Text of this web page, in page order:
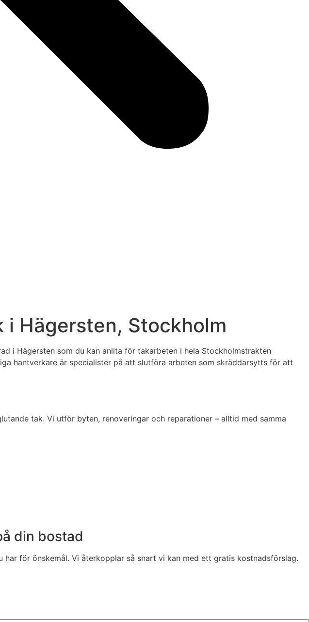
Hägersten, Stockholm
i Hägersten som du kan anlita för takarbeten i hela Stockholmstrakten
hantverkare är specialister på att slutföra arbeten som skräddarsytts för att
tak. Vi utför byten, renoveringar och reparationer – alltid med samma
din bostad
för önskemål. Vi återkopplar så snart vi kan med ett gratis kostnadsförslag.